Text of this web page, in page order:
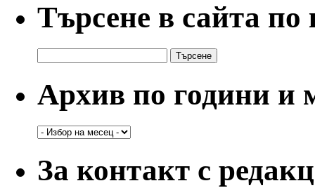
Търсене в сайта
за:
Архив по години и
Архив
и
месеци
За контакт с